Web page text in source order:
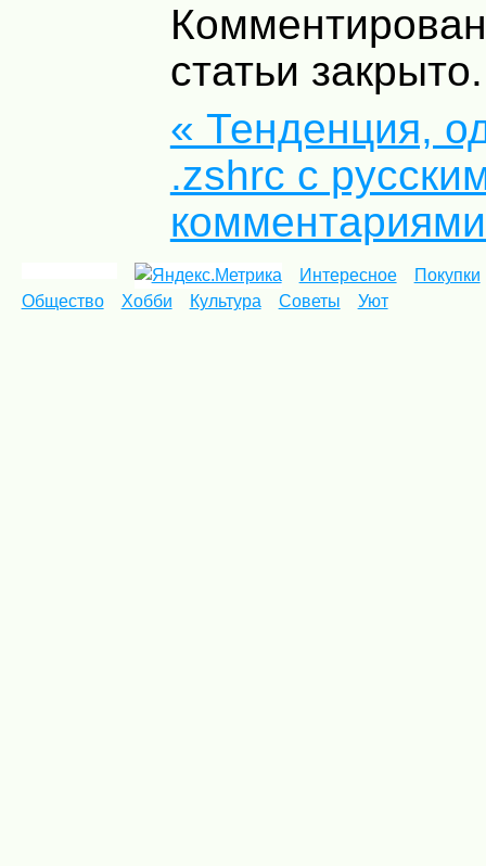
статьи закрыто.
« Тенденция,
.zshrc с
Интересное
Покупки
Общество
Хобби Культура Советы Уют